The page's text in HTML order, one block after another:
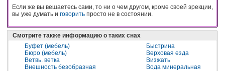
Если же вы вешаетесь сами, то ни о чем другом, кроме своей эрекции,
вы уже думать и говорить просто не в состоянии.
Смотрите также информацию о таких снах
Буфет (мебель)
Быстрина
Бюро (мебель)
Верховая езда
Ветвь. ветка
Визжать
Внешность безобразная
Вода минеральная